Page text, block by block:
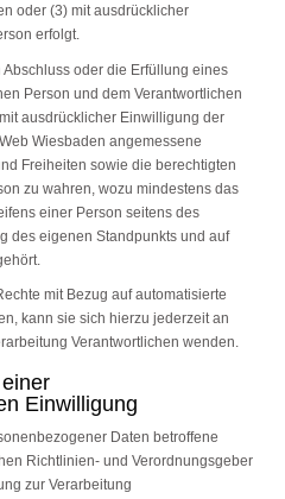
oder (3) mit ausdrücklicher
erfolgt.
oder die Erfüllung eines
Person und dem Verantwortlichen
ausdrücklicher Einwilligung der
Wiesbaden angemessene
Freiheiten sowie die berechtigten
zu wahren, wozu mindestens das
einer Person seitens des
des eigenen Standpunkts und auf
mit Bezug auf automatisierte
kann sie sich hierzu jederzeit an
Verantwortlichen wenden.
Einwilligung
Daten betroffene
Richtlinien- und Verordnungsgeber
zur Verarbeitung